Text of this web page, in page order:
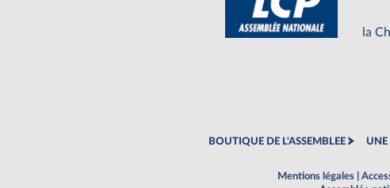
la
BOUTIQUE DE L'ASSEMBLEE UNE
Mentions légales